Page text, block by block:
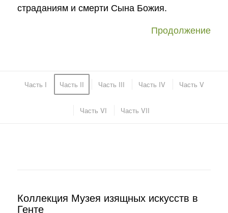
страданиям и смерти Сына Божия.
Продолжение
Часть I Часть II Часть III Часть IV Часть V
Часть VI Часть VII
Коллекция Музея изящных искусств в
Генте